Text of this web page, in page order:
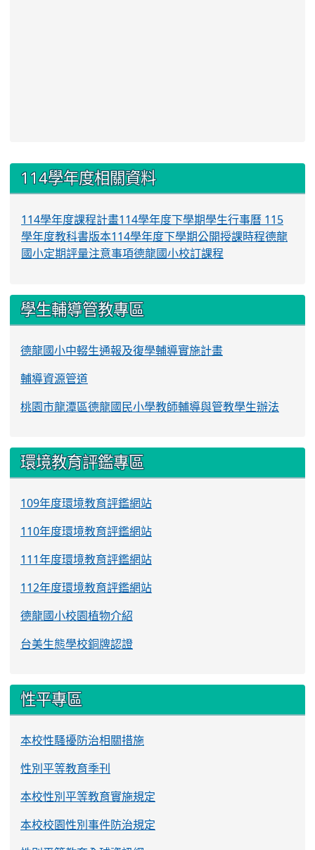
::: 114學年度相關資料
114學年度課程計畫114學年度下學期學生行事曆 115
學年度教科書版本114學年度下學期公開授課時程德龍
國小定期評量注意事項德龍國小校訂課程
學生輔導管教專區
德龍國小中輟生通報及復學輔導實施計畫
輔導資源管道
桃園市龍潭區德龍國民小學教師輔導與管教學生辦法
環境教育評鑑專區
109年度環境教育評鑑網站
110年度環境教育評鑑網站
111年度環境教育評鑑網站
112年度環境教育評鑑網站
德龍國小校園植物介紹
台美生態學校銅牌認證
性平專區
本校性騷擾防治相關措施
性別平等教育季刊
本校性別平等教育實施規定
本校校園性別事件防治規定